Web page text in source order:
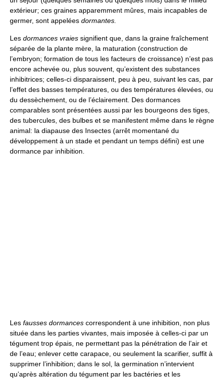
extérieur; ces graines apparemment mûres, mais incapables de
germer, sont appelées dormantes.
Les dormances vraies signifient que, dans la graine fraîchement
séparée de la plante mère, la maturation (construction de
l’embryon; formation de tous les facteurs de croissance) n’est pas
encore achevée ou, plus souvent, qu’existent des substances
inhibitrices; celles-ci disparaissent, peu à peu, suivant les cas, par
l’effet des basses températures, ou des températures élevées, ou
du dessèchement, ou de l’éclairement. Des dormances
comparables sont présentées aussi par les bourgeons des tiges,
des tubercules, des bulbes et se manifestent même dans le règne
animal: la diapause des Insectes (arrêt momentané du
développement à un stade et pendant un temps défini) est une
dormance par inhibition.
Les fausses dormances correspondent à une inhibition, non plus
située dans les parties vivantes, mais imposée à celles-ci par un
tégument trop épais, ne permettant pas la pénétration de l’air et
de l’eau; enlever cette carapace, ou seulement la scarifier, suffit à
supprimer l’inhibition; dans le sol, la germination n’intervient
qu’après altération du tégument par les bactéries et les